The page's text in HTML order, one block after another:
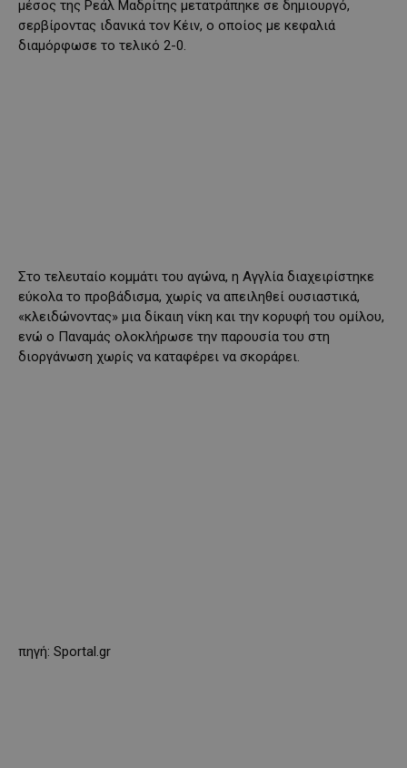
μέσος της Ρεάλ Μαδρίτης μετατράπηκε σε δημιουργό,
σερβίροντας ιδανικά τον Κέιν, ο οποίος με κεφαλιά
διαμόρφωσε το τελικό 2-0.
Στο τελευταίο κομμάτι του αγώνα, η Αγγλία διαχειρίστηκε
εύκολα το προβάδισμα, χωρίς να απειληθεί ουσιαστικά,
«κλειδώνοντας» μια δίκαιη νίκη και την κορυφή του ομίλου,
ενώ ο Παναμάς ολοκλήρωσε την παρουσία του στη
διοργάνωση χωρίς να καταφέρει να σκοράρει.
πηγή: Sportal.gr